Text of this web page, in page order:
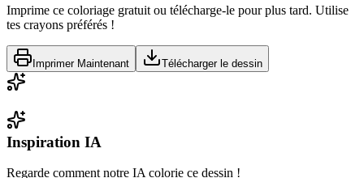
Imprime ce coloriage gratuit ou télécharge-le pour plus tard. Utilise
tes crayons préférés !
Imprimer Maintenant Télécharger le dessin
Inspiration IA
Regarde comment notre IA colorie ce dessin !